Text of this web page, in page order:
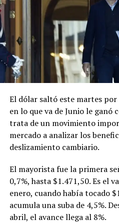
El dólar saltó este martes por
en lo que va de Junio le ganó
trata de un movimiento
mercado a analizar los
deslizamiento cambiario.
El mayorista fue la primera
0,7%, hasta $1.471,50. Es el
enero, cuando había tocado
acumula una suba de 4,5%.
abril, el avance llega al 8%.